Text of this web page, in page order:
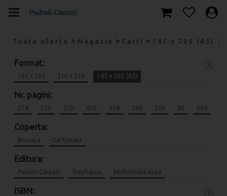
Toata oferta > Magazin > Carti > 145 x 205 (A5)
Format:
165 x 235 210 x 210 145 x 205 (A5)
Nr. pagini:
274 120 270 400 334 256 120 80 664
Coperta:
Brosata Cartonata
Editura:
Psalmii Cantati Stephanus Multimedia Arad
ISBN: